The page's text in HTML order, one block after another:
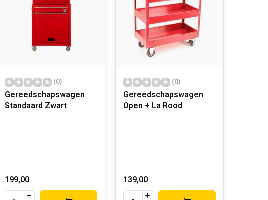
(0)
Gereedschapswagen
Standaard Zwart
199,00
(0)
Gereedschapswagen
Open + La Rood
139,00